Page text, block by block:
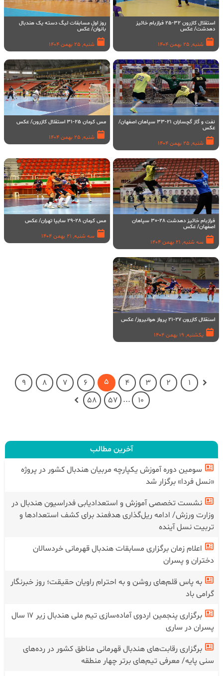
استقلال کازرون 32-25 فرازبام خائیز
دهدشت/ عکس
شنبه, 25 بهمن 1404
روز اول مسابقات لیگ دسته یک هندبال
بانوان/ عکس
شنبه, 25 بهمن 1404
نفت و گاز گچساران 21-33 سپاهان اصفهان/
عکس
شنبه, 25 بهمن 1404
مس کرمان 25-31 استقلال کازرون/ عکس
شنبه, 25 بهمن 1404
فرازبام خائیز دهدشت 28-30 سپاهان
اصفهان/ عکس
سه شنبه, 21 بهمن 1404
مس کرمان 28-29 سایپا تهران/ عکس
سه شنبه, 21 بهمن 1404
اسنقلال کازرون ۲۷-۲۱ پرواز هوانیروز/ عکس
یکشنبه, 19 بهمن 1404
1
2
3
4
5
6
7
8
9
10
...
57
58
آخرین مطالب
سومین دوره آموزش یکپارچه مربیان هندبال کشور در پروژه
«نسل فردا» برگزار شد
نشست تخصصی آموزش و استعدادیابی فدراسیون هندبال در
وزارت ورزش/ ادامه ریل‌گذاری هدفمند برای کشف استعدادها و
تربیت نسل آینده
اعلام زمان برگزاری مسابقات هندبال قهرمانی خردسالان
دختران و پسران
به پاس قلم‌های روشن و به احترام راویان حقیقت؛ روز خبرنگار
گرامی باد
برگزاری پنجمین اردوی آماده‌سازی تیم ملی هندبال زیر ۱۷ سال
پسران در ساری
برگزاری رقابت‌های هندبال قهرمانی مناطق کشور در رده‌های
سنی پایه/ معرفی تیم‌های برتر چهار منطقه